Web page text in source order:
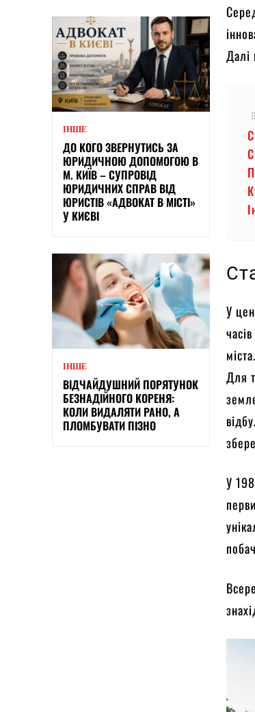
ІНШЕ
ДО КОГО ЗВЕРНУТИСЬ ЗА
ЮРИДИЧНОЮ ДОПОМОГОЮ В
М. КИЇВ – СУПРОВІД
ЮРИДИЧНИХ СПРАВ ВІД
ЮРИСТІВ «АДВОКАТ В МІСТІ»
У КИЄВІ
ІНШЕ
ВІДЧАЙДУШНИЙ ПОРЯТУНОК
БЕЗНАДІЙНОГО КОРЕНЯ:
КОЛИ ВИДАЛЯТИ РАНО, А
ПЛОМБУВАТИ ПІЗНО
Далі
У
Для
У